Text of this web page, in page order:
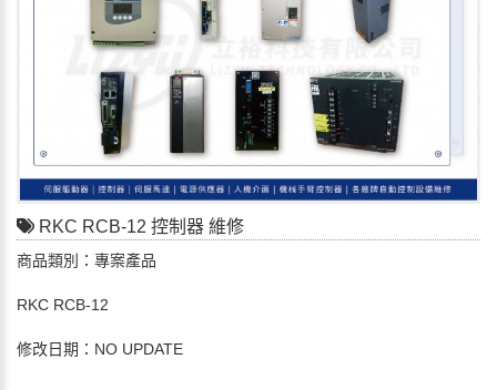
RKC RCB-12 控制器 維修
商品類別：專案產品
RKC RCB-12
修改日期：NO UPDATE